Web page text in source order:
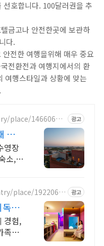
호합니다. 100달러권을 추
금고나 안전한곳에 보관하
다.
전한 여행을위해 매우 중요
전환전과 여행지에서의 환
여행스타일과 상황에 맞는
place/14660603
광고
주
영장
소,
place/1922063
광고
채
경험,
족과